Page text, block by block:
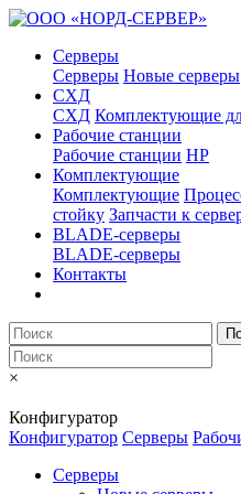
Серверы
Серверы Новые серверы
СХД
СХД Комплектующие
Рабочие станции
Рабочие станции HP
Комплектующие
Комплектующие
стойку Запчасти к
BLADE-серверы
BLADE-серверы
Контакты
×
Конфигуратор
Конфигуратор Серверы
Серверы